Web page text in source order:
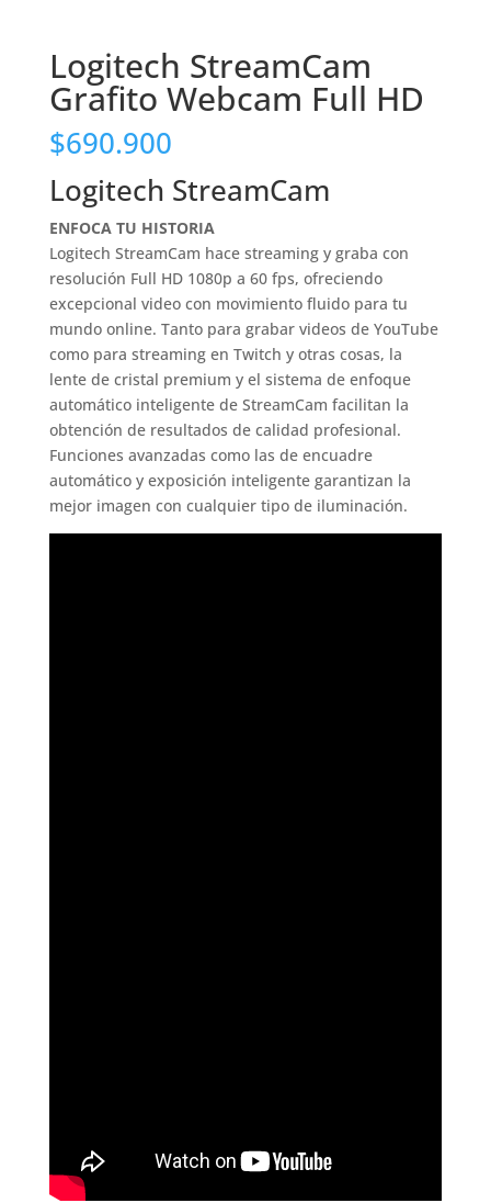
Logitech StreamCam
Grafito Webcam Full HD
$690.900
Logitech StreamCam
ENFOCA TU HISTORIA
Logitech StreamCam hace streaming y graba con
resolución Full HD 1080p a 60 fps, ofreciendo
excepcional video con movimiento fluido para tu
mundo online. Tanto para grabar videos de YouTube
como para streaming en Twitch y otras cosas, la
lente de cristal premium y el sistema de enfoque
automático inteligente de StreamCam facilitan la
obtención de resultados de calidad profesional.
Funciones avanzadas como las de encuadre
automático y exposición inteligente garantizan la
mejor imagen con cualquier tipo de iluminación.